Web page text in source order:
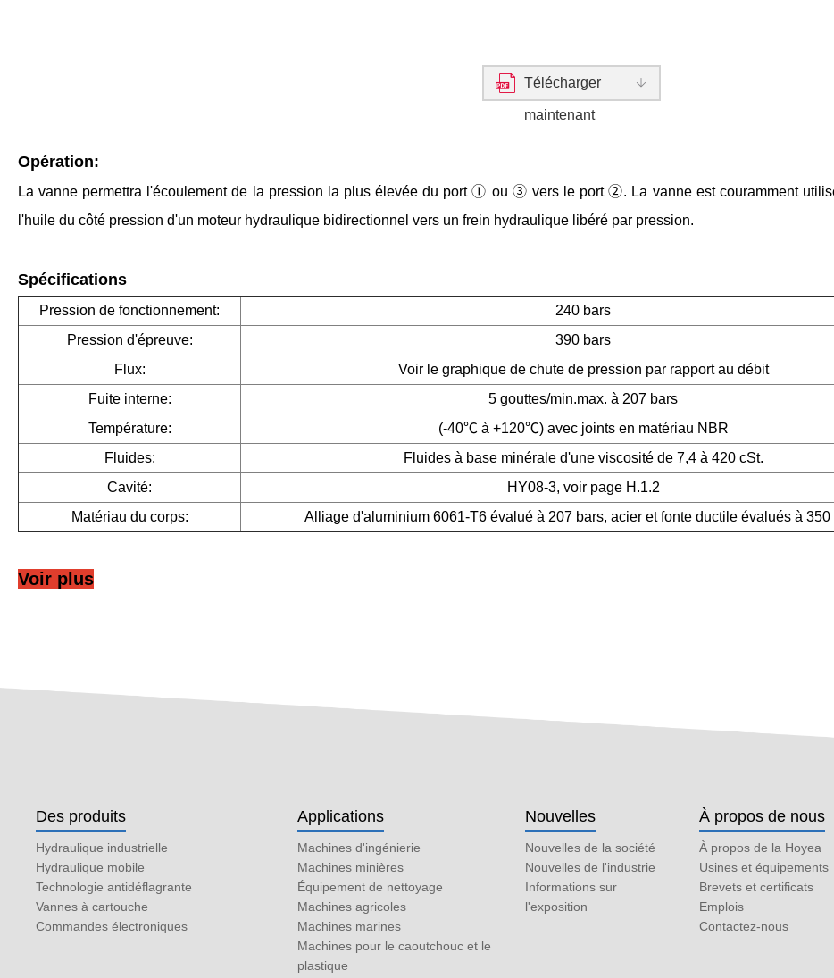
Télécharger
maintenant
Opération:
La vanne permettra l'écoulement de la pression la plus élevée du port ① ou ③ vers le port ②. La vanne est couramment
l'huile du côté pression d'un moteur hydraulique bidirectionnel vers un frein hydraulique libéré par pression.
Spécifications
Pression de fonctionnement:
240 bars
Pression d'épreuve:
390 bars
Flux:
Voir le graphique de chute de pression par rapport au débit
Fuite interne:
5 gouttes/min.max. à 207 bars
Température:
(-40℃ à +120℃) avec joints en matériau NBR
Fluides:
Fluides à base minérale d'une viscosité de 7,4 à 420 cSt.
Cavité:
HY08-3, voir page H.1.2
Matériau du corps:
Alliage d'aluminium 6061-T6 évalué à 207 bars, acier et fonte ductile évalués à 350
Voir plus
Des produits
Hydraulique industrielle
Hydraulique mobile
Technologie antidéflagrante
Vannes à cartouche
Commandes électroniques
Applications
Machines d'ingénierie
Machines minières
Équipement de nettoyage
Machines agricoles
Machines marines
Machines pour le caoutchouc et le
plastique
Nouvelles
Nouvelles de la société
Nouvelles de l'industrie
Informations sur
l'exposition
À propos de nous
À propos de la Hoyea
Usines et équipements
Brevets et certificats
Emplois
Contactez-nous